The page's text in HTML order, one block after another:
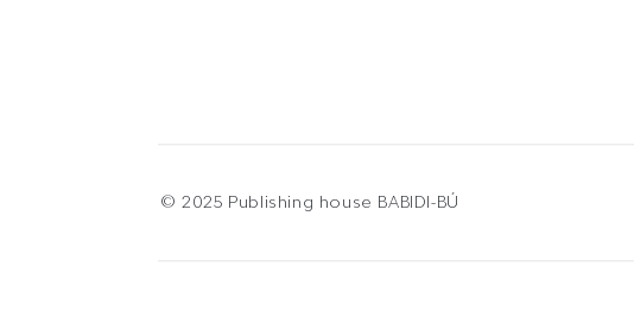
© 2025 Publishing house BABIDI-BÚ